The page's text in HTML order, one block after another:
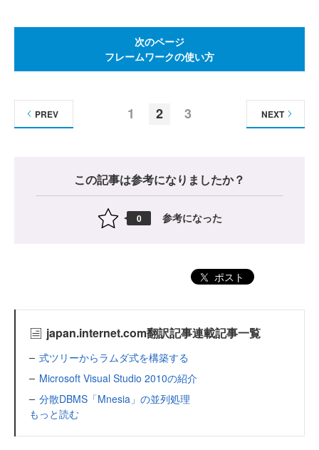
次のページ
フレームワークの使い方
1 2 3
PREV NEXT
この記事は参考になりましたか？
0 参考になった
ポスト
japan.internet.com翻訳記事連載記事一覧
式ツリーからラムダ式を構築する
Microsoft Visual Studio 2010の紹介
分散DBMS「Mnesia」の並列処理
もっと読む